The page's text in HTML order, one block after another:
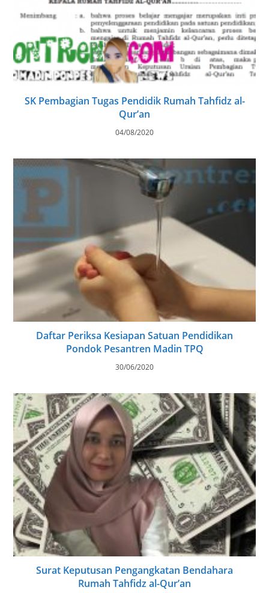
SK Pembagian Tugas Pendidik Rumah Tahfidz al-
Qur’an
04/08/2020
Daftar Periksa Kesiapan Satuan Pendidikan
Pondok Pesantren Madin TPQ
30/06/2020
Surat Keputusan Pengangkatan Bendahara
Rumah Tahfidz al-Qur’an